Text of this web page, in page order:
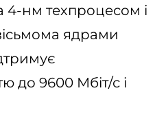
4-нм техпроцесом і
ядрами
до 9600 Мбіт/с і